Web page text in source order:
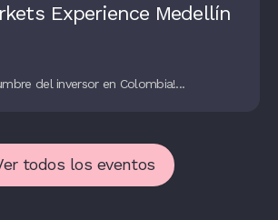
Experience Medellín
del inversor en Colombia!...
todos los eventos